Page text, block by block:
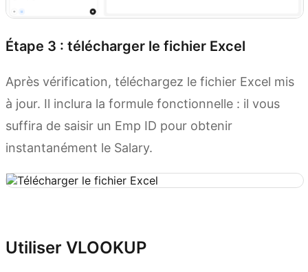
Étape 3 : télécharger le fichier Excel
Après vérification, téléchargez le fichier Excel mis
à jour. Il inclura la formule fonctionnelle : il vous
suffira de saisir un Emp ID pour obtenir
instantanément le Salary.
Utiliser VLOOKUP